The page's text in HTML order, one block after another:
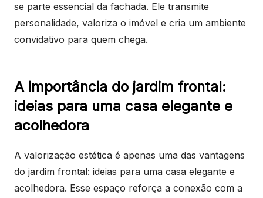
se parte essencial da fachada. Ele transmite
personalidade, valoriza o imóvel e cria um ambiente
convidativo para quem chega.
A importância do jardim frontal:
ideias para uma casa elegante e
acolhedora
A valorização estética é apenas uma das vantagens
do jardim frontal: ideias para uma casa elegante e
acolhedora. Esse espaço reforça a conexão com a